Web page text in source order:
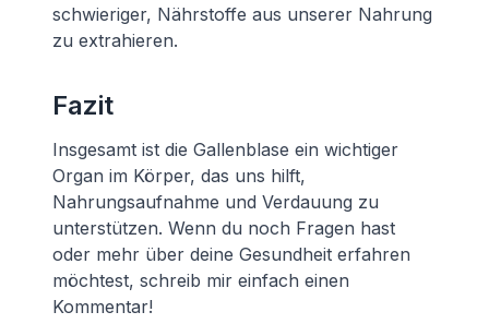
schwieriger, Nährstoffe aus unserer Nahrung
zu extrahieren.
Fazit
Insgesamt ist die Gallenblase ein wichtiger
Organ im Körper, das uns hilft,
Nahrungsaufnahme und Verdauung zu
unterstützen. Wenn du noch Fragen hast
oder mehr über deine Gesundheit erfahren
möchtest, schreib mir einfach einen
Kommentar!